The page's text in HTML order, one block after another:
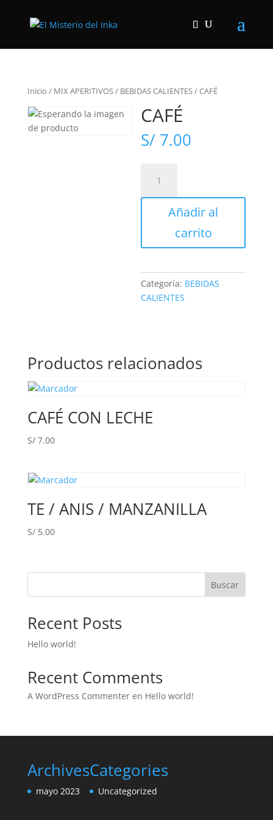
Inicio / MIX APERITIVOS/ BEBIDAS CALIENTES/CAFÉ
CAFÉ
S/ 7.00
cantidad
Añadir al
carrito
Categoría: BEBIDAS
CALIENTES
Productos relacionados
CAFÉ CON LECHE
S/7.00
TE / ANIS / MANZANILLA
S/5.00
Buscar
Recent Posts
Hello world!
Recent Comments
A WordPress Commenteren Hello world!
Archives
mayo 2023
Categories
Uncategorized